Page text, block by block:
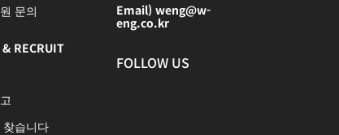
문의
& RECRUIT
찾습니다
Email) weng@w-
eng.co.kr
FOLLOW US